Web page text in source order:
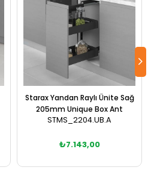
Starax Yandan Raylı Ünite Sağ
205mm Unique Box Ant
STMS_2204.UB.A
₺7.143,00